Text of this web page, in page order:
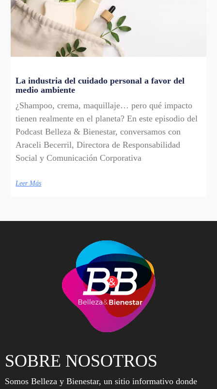
La industria del cuidado personal a favor del
medio ambiente
¿Shampoo, crema, maquillaje… pero qué impacto
tienen realmente en el planeta? En este episodio del
Podcast Belleza & Bienestar, conversamos con
Araceli Becerril, Directora de Responsabilidad
Social y Comunicación Corporativa
Leer Más
SOBRE NOSOTROS
Somos Belleza y Bienestar, un sitio informativo donde